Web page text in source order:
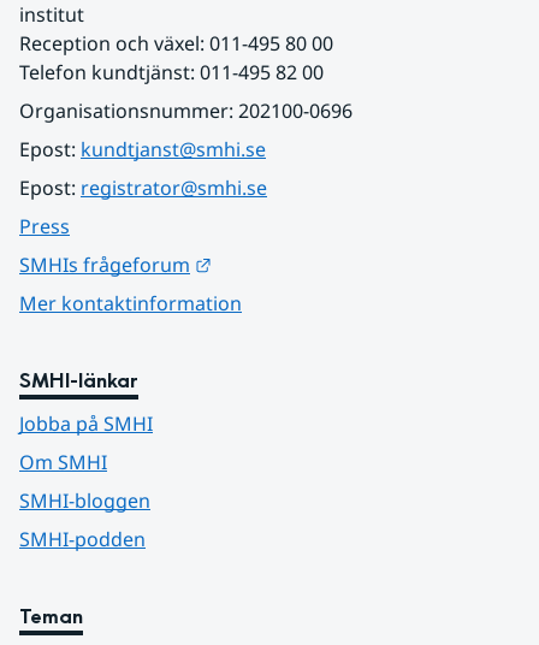
institut
Reception och växel: 011-495 80 00
Telefon kundtjänst: 011-495 82 00
Organisationsnummer: 202100-0696
Epost: kundtjanst@smhi.se
Epost: registrator@smhi.se
Press
SMHIs frågeforum
Mer kontaktinformation
SMHI-länkar
Jobba på SMHI
Om SMHI
SMHI-bloggen
SMHI-podden
Teman